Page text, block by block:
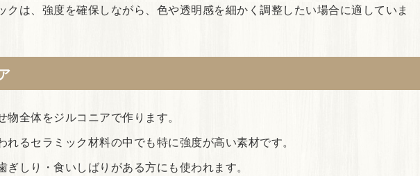
クは、強度を確保しながら、色や透明感を細かく調整したい場合に適していま
全体をジルコニアで作ります。
れるセラミック材料の中でも特に強度が高い素材です。
しり・食いしばりがある方にも使われます。